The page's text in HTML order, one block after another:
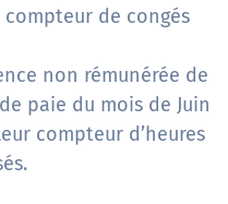
de congés
non rémunérée de
paie du mois de Juin
compteur d’heures